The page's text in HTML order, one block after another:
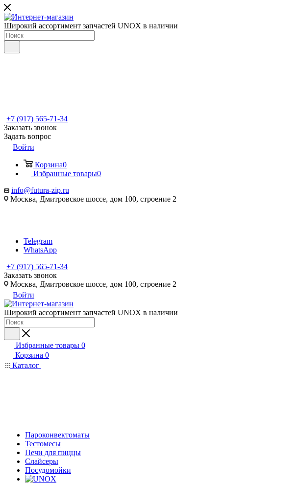
Широкий ассортимент запчастей UNOX в наличии
+7 (917) 565-71-34
Заказать звонок
Задать вопрос
Войти
Корзина0
Избранные товары0
info@futura-zip.ru
Москва, Дмитровское шоссе, дом 100, строение 2
Telegram
WhatsApp
+7 (917) 565-71-34
Заказать звонок
Москва, Дмитровское шоссе, дом 100, строение 2
Войти
Широкий ассортимент запчастей UNOX в наличии
Избранные товары 0
Корзина 0
Каталог
Пароконвектоматы
Тестомесы
Печи для пиццы
Слайсеры
Посудомойки